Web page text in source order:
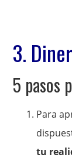
3.
5 pasos
Para
tu